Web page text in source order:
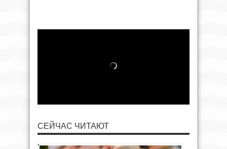
СЕЙЧАС ЧИТАЮТ